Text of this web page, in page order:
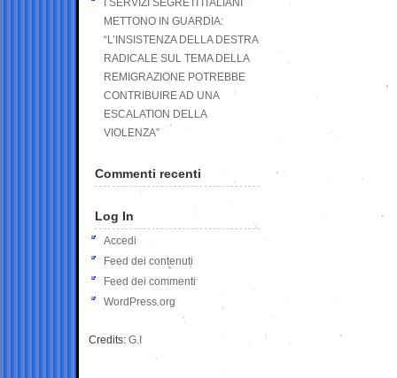
I SERVIZI SEGRETI ITALIANI
METTONO IN GUARDIA:
“L’INSISTENZA DELLA DESTRA
RADICALE SUL TEMA DELLA
REMIGRAZIONE POTREBBE
CONTRIBUIRE AD UNA
ESCALATION DELLA
VIOLENZA”
Commenti recenti
Log In
Accedi
Feed dei contenuti
Feed dei commenti
WordPress.org
Credits: G.I